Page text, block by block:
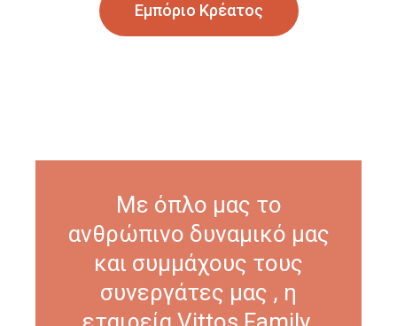
Εμπόριο Κρέατος
Με όπλο μας το
ανθρώπινο δυναμικό μας
και συμμάχους τους
συνεργάτες μας , η